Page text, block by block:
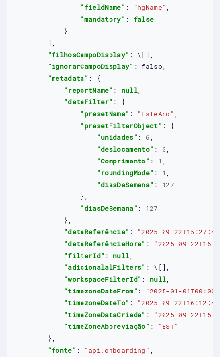
"fieldName" : "hgName" ,
"mandatory" : false
            }
        ],
"filhosCampoDisplay" : \ [],
"ignorarCampoDisplay" : falso,
"metadata" : {
"reportName" : null,
"dateFilter" : {
"presetName" : "EsteAno" ,
"presetFilterObject" : {
"unidades" : 6,
"deslocamento" : 0,
"Comprimento" : 1 ,
"roundingMode" : 1 ,
"diasDeSemana" : 127
                },
"diasDeSemana" : 127
            },
"dataReferência" :
"2025-09-
"dataReferênciaHora" : "2025-09-
"filterId" : null,
"adicionalalFilters" : \ [],
"workspaceFilterId" : null,
"timezoneDateFrom" :
"2025-01-
"timezoneDateTo" :
"2025-09-
"timeZoneDataCriada" : "2025-09-
"timeZoneAbbreviação" :
"BST"
        },
"fonte" : "api.onboarding" ,